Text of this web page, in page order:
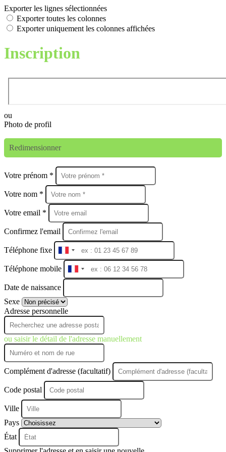
Exporter les lignes sélectionnées
Exporter toutes les colonnes
Exporter uniquement les colonnes affichées
Inscription
ou
Photo de profil
Redimensionner
Votre prénom *
Votre nom *
Votre email *
Confirmez l'email
Téléphone fixe
France
+33
Téléphone mobile
France
+33
Date de naissance
Sexe
Adresse personnelle
ou saisir le détail de l'adresse manuellement
Complément d'adresse (facultatif)
Code postal
Ville
Pays
État